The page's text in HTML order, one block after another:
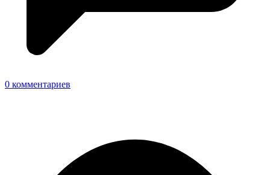
0 комментариев